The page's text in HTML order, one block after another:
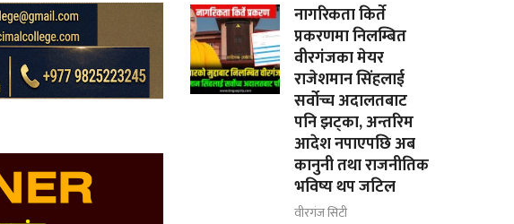
नागरिकता किर्ते
प्रकरणमा निलम्बित
वीरगंजका मेयर
राजेशमान सिंहलाई
सर्वोच्च अदालतबाट
पनि झट्का, अन्तरिम
आदेश नपाएपछि अब
कानुनी तथा राजनीतिक
भविष्य थप जटिल
वीरगंज सिटी